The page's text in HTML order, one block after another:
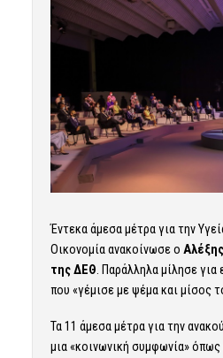
Έντεκα άμεσα μέτρα για την
Oικονομία ανακοίνωσε ο
της ΔΕΘ . Παράλληλα μίλησε
που «γέμισε με ψέμα και μίσος
Τα 11 άμεσα μέτρα για την
μια «κοινωνική συμφωνία»